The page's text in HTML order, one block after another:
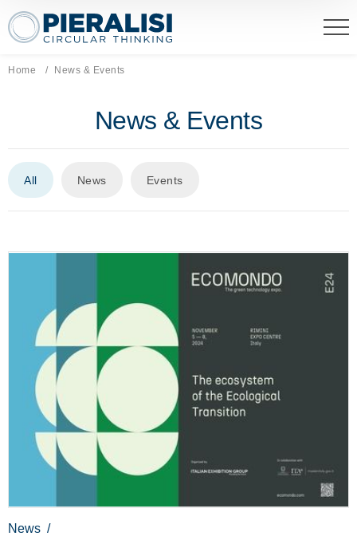
Pieralisi Maip Spa
Home Current page:
News & Events
News & Events
All News Events
News /